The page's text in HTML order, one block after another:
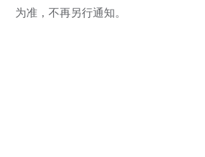
为准，不再另行通知。